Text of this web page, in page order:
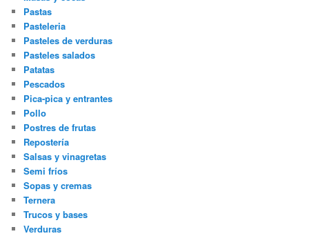
Pastas
Pasteleria
Pasteles de verduras
Pasteles salados
Patatas
Pescados
Pica-pica y entrantes
Pollo
Postres de frutas
Repostería
Salsas y vinagretas
Semi fríos
Sopas y cremas
Ternera
Trucos y bases
Verduras